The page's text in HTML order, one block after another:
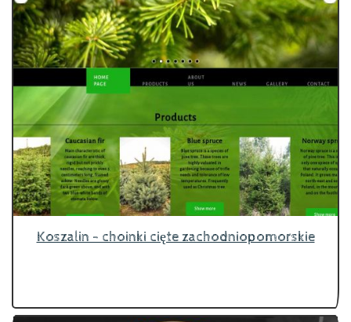
Koszalin - choinki cięte zachodniopomorskie